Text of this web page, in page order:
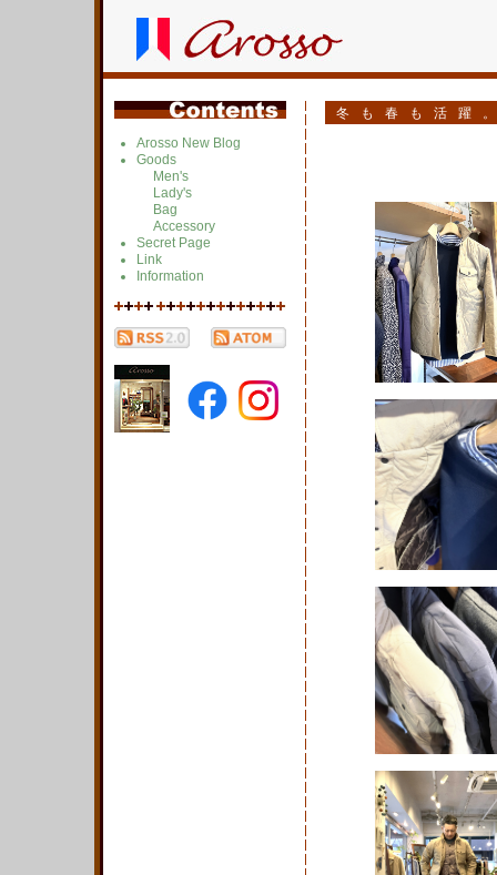
Arosso New Blog
Goods
Men's
Lady's
Bag
Accessory
Secret Page
Link
Information
冬も春も活躍